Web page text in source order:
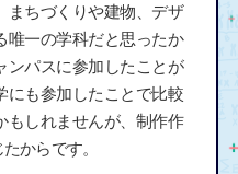
まちづくりや建物、デザ
唯一の学科だと思ったか
ンパスに参加したことが
にも参加したことで比較
もしれませんが、制作作
からです。